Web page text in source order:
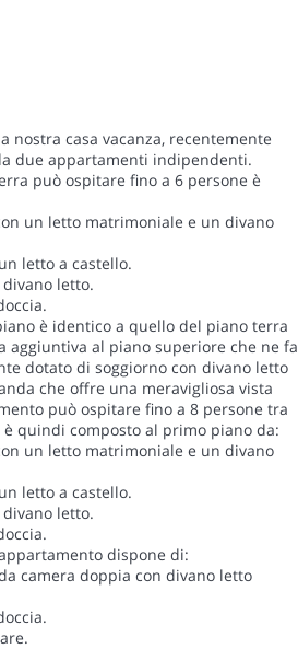
nostra casa vacanza, recentemente
due appartamenti indipendenti.
può ospitare fino a 6 persone è
un letto matrimoniale e un divano
letto a castello.
divano letto.
è identico a quello del piano terra
aggiuntiva al piano superiore che ne fa
dotato di soggiorno con divano letto
che offre una meravigliosa vista
può ospitare fino a 8 persone tra
quindi composto al primo piano da:
un letto matrimoniale e un divano
letto a castello.
divano letto.
dispone di:
camera doppia con divano letto